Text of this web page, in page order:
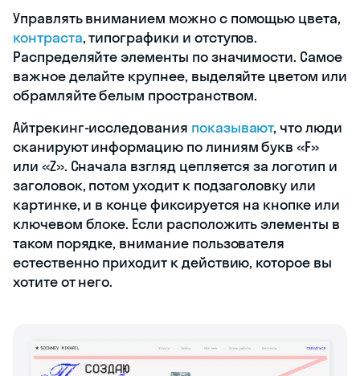
Управлять вниманием можно с помощью цвета,
контраста, типографики и отступов.
Распределяйте элементы по значимости. Самое
важное делайте крупнее, выделяйте цветом или
обрамляйте белым пространством.
Айтрекинг‑исследования показывают, что люди
сканируют информацию по линиям букв «F»
или «Z». Сначала взгляд цепляется за логотип и
заголовок, потом уходит к подзаголовку или
картинке, и в конце фиксируется на кнопке или
ключевом блоке. Если расположить элементы в
таком порядке, внимание пользователя
естественно приходит к действию, которое вы
хотите от него.